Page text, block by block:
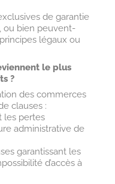
de garantie
ou bien peuvent-
légaux ou
le plus
?
des commerces
clauses :
les pertes
administrative de
garantissant les
d’accès à